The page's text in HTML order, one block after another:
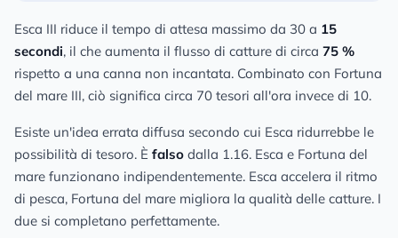
Esca III riduce il tempo di attesa massimo da 30 a 15
secondi, il che aumenta il flusso di catture di circa 75 %
rispetto a una canna non incantata. Combinato con Fortuna
del mare III, ciò significa circa 70 tesori all'ora invece di 10.
Esiste un'idea errata diffusa secondo cui Esca ridurrebbe le
possibilità di tesoro. È falso dalla 1.16. Esca e Fortuna del
mare funzionano indipendentemente. Esca accelera il ritmo
di pesca, Fortuna del mare migliora la qualità delle catture. I
due si completano perfettamente.